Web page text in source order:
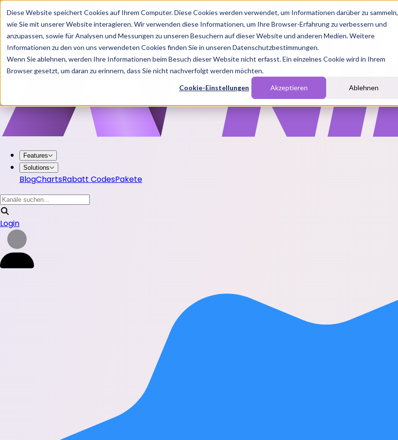
Diese Website speichert Cookies auf Ihrem Computer. Diese Cookies werden verwendet, um Informationen darüber zu sammeln,
wie Sie mit unserer Website interagieren. Wir verwenden diese Informationen, um Ihre Browser-Erfahrung zu verbessern und
anzupassen, sowie für Analysen und Messungen zu unseren Besuchern auf dieser Website und anderen Medien. Weitere
Informationen zu den von uns verwendeten Cookies finden Sie in unseren Datenschutzbestimmungen.
Wenn Sie ablehnen, werden Ihre Informationen beim Besuch dieser Website nicht erfasst. Ein einzelnes Cookie wird in Ihrem
Browser gesetzt, um daran zu erinnern, dass Sie nicht nachverfolgt werden möchten.
Cookie-Einstellungen Akzeptieren Ablehnen
Features
Solutions
BlogChartsRabatt CodesPakete
Login